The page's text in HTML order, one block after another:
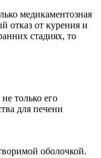
медикаментозная
отказ от курения и
стадиях, то
только его
для печени
оболочкой.